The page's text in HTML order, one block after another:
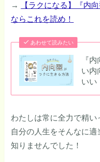
→
【ラクになる】『内
ならこれを読め！
あわせて読みたい
『
い内
いい
わたしは常に全力で精
自分の人生をそんなに
知りませんでした！